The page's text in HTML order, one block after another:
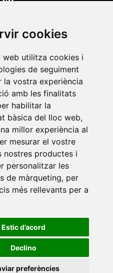
cookies
web utilitza cookies i
de seguiment
la vostra experiència
amb les finalitats
habilitar la
bàsica del lloc web,
millor experiència al
mesurar el vostre
nostres productes i
personalitzar les
de màrqueting, per
més rellevants per a
Estic d’acord
Declino
preferències
10
s/n